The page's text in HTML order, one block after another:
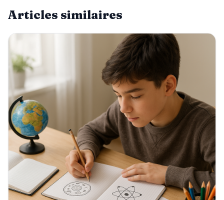
Articles similaires